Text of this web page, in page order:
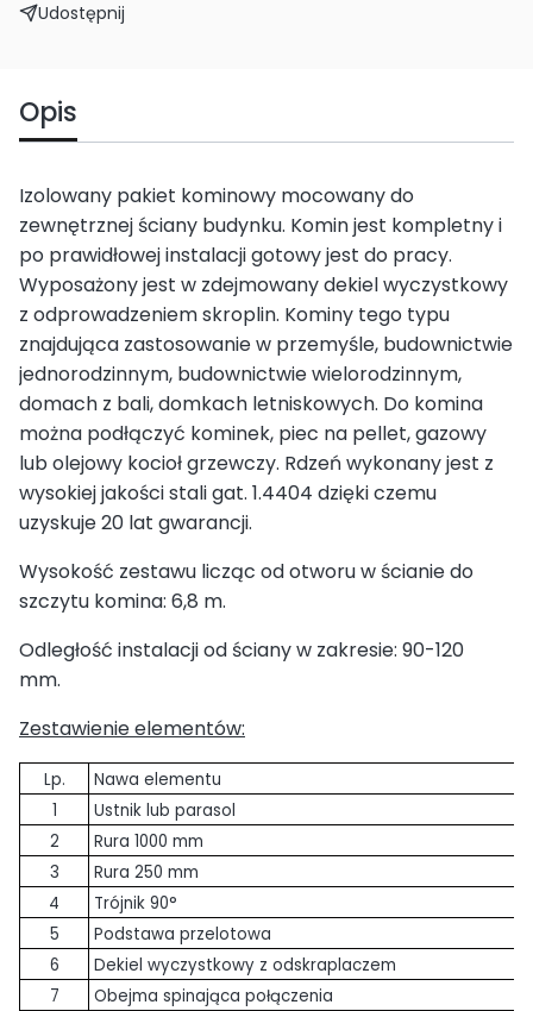
Udostępnij
Opis
Izolowany pakiet kominowy mocowany do
zewnętrznej ściany budynku. Komin jest kompletny i
po prawidłowej instalacji gotowy jest do pracy.
Wyposażony jest w zdejmowany dekiel wyczystkowy
z odprowadzeniem skroplin. Kominy tego typu
znajdująca zastosowanie w przemyśle, budownictwie
jednorodzinnym, budownictwie wielorodzinnym,
domach z bali, domkach letniskowych. Do komina
można podłączyć kominek, piec na pellet, gazowy
lub olejowy kocioł grzewczy. Rdzeń wykonany jest z
wysokiej jakości stali gat. 1.4404 dzięki czemu
uzyskuje 20 lat gwarancji.
Wysokość zestawu licząc od otworu w ścianie do
szczytu komina: 6,8 m.
Odległość instalacji od ściany w zakresie: 90-120
mm.
Zestawienie elementów:
Lp.
Nawa elementu
1
Ustnik lub parasol
2
Rura 1000 mm
3
Rura 250 mm
4
Trójnik 90°
5
Podstawa przelotowa
6
Dekiel wyczystkowy z odskraplaczem
7
Obejma spinająca połączenia